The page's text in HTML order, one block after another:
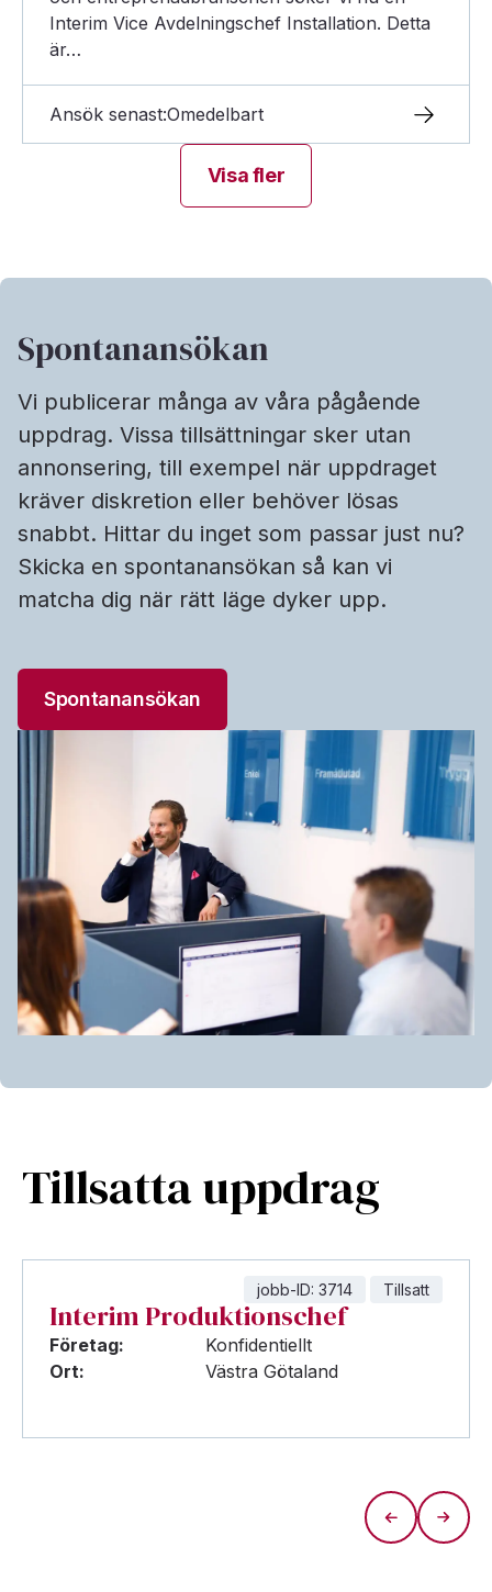
Interim Vice Avdelningschef Installation. Detta
är…
Ansök senast:Omedelbart
Visa fler
Spontanansökan
Vi publicerar många av våra pågående
uppdrag. Vissa tillsättningar sker utan
annonsering, till exempel när uppdraget
kräver diskretion eller behöver lösas
snabbt. Hittar du inget som passar just nu?
Skicka en spontanansökan så kan vi
matcha dig när rätt läge dyker upp.
Spontanansökan
Tillsatta uppdrag
jobb-ID: 3714 Tillsatt
Interim Produktionschef
Företag:
Konfidentiellt
Ort:
Västra Götaland